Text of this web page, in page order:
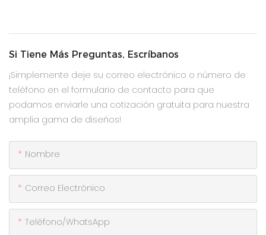
Si Tiene Más Preguntas, Escríbanos
¡Simplemente deje su correo electrónico o número de
teléfono en el formulario de contacto para que
podamos enviarle una cotización gratuita para nuestra
amplia gama de diseños!
Nombre
Correo Electrónico
Teléfono/WhatsApp